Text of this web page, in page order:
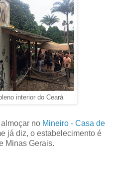
interior do Ceará
no Mineiro - Casa de
já diz, o estabelecimento é
Minas Gerais.